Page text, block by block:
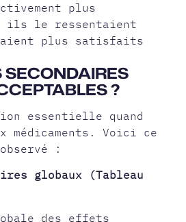
plus
ils le ressentaient
plus satisfaits
SECONDAIRES
?
essentielle quand
médicaments. Voici ce
:
globaux (Tableau
des effets